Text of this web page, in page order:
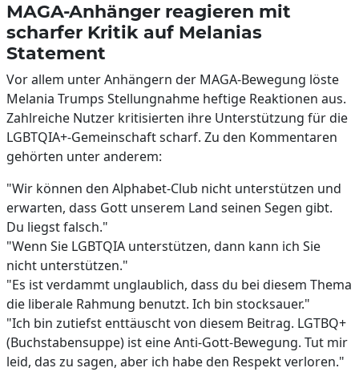
MAGA-Anhänger reagieren mit
scharfer Kritik auf Melanias
Statement
Vor allem unter Anhängern der MAGA-Bewegung löste
Melania Trumps Stellungnahme heftige Reaktionen aus.
Zahlreiche Nutzer kritisierten ihre Unterstützung für die
LGBTQIA+-Gemeinschaft scharf. Zu den Kommentaren
gehörten unter anderem:
"Wir können den Alphabet-Club nicht unterstützen und
erwarten, dass Gott unserem Land seinen Segen gibt.
Du liegst falsch."
"Wenn Sie LGBTQIA unterstützen, dann kann ich Sie
nicht unterstützen."
"Es ist verdammt unglaublich, dass du bei diesem Thema
die liberale Rahmung benutzt. Ich bin stocksauer."
"Ich bin zutiefst enttäuscht von diesem Beitrag. LGTBQ+
(Buchstabensuppe) ist eine Anti-Gott-Bewegung. Tut mir
leid, das zu sagen, aber ich habe den Respekt verloren."